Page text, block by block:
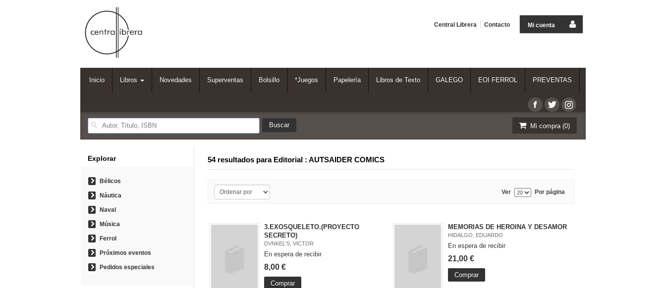
Mi cuenta
Central Librera Contacto
Inicio Libros Novedades Superventas Bolsillo *Juegos Papelería Libros de Texto GALEGO EOI FERROL PREVENTAS
Mi compra (0)
54 resultados para Editorial : AUTSAIDER COMICS
Ver Por página
3.EXOSQUELETO.(PROYECTO
SECRETO)
DVNKEL'S, VICTOR
En espera de recibir
8,00 €
Comprar
MEMORIAS DE HEROINA Y DESAMOR
HIDALGO, EDUARDO
En espera de recibir
21,00 €
Comprar
Explorar
Bélicos
Náutica
Naval
Música
Ferrol
Próximos eventos
Pedidos especiales